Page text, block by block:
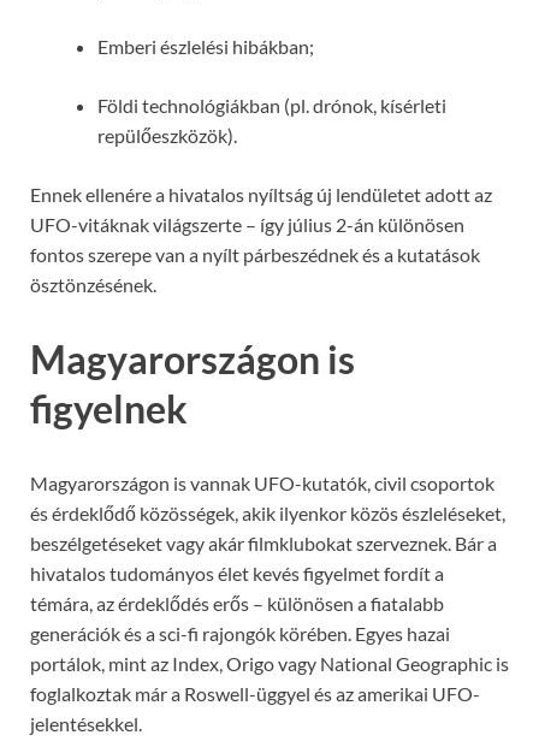
Emberi észlelési hibákban;
Földi technológiákban (pl. drónok, kísérleti
repülőeszközök).
Ennek ellenére a hivatalos nyíltság új lendületet adott az
UFO-vitáknak világszerte – így július 2-án különösen
fontos szerepe van a nyílt párbeszédnek és a kutatások
ösztönzésének.
Magyarországon is
figyelnek
Magyarországon is vannak UFO-kutatók, civil csoportok
és érdeklődő közösségek, akik ilyenkor közös észleléseket,
beszélgetéseket vagy akár filmklubokat szerveznek. Bár a
hivatalos tudományos élet kevés figyelmet fordít a
témára, az érdeklődés erős – különösen a fiatalabb
generációk és a sci-fi rajongók körében. Egyes hazai
portálok, mint az Index, Origo vagy National Geographic is
foglalkoztak már a Roswell-üggyel és az amerikai UFO-
jelentésekkel.